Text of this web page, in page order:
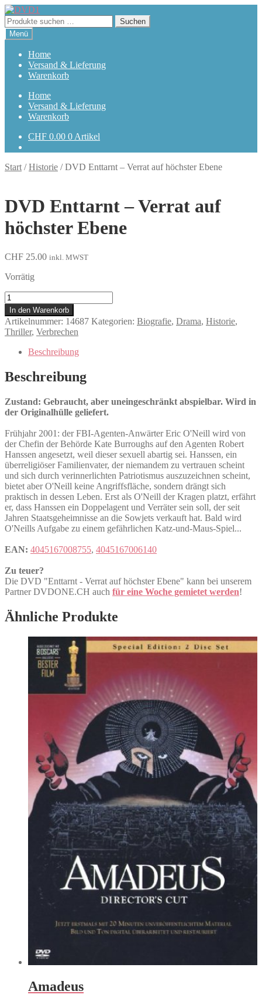
Zur
Navigation
springen
Zum
Inhalt
springen
Suchen
nach:
Suchen
Menü
Home
Versand & Lieferung
Warenkorb
Home
Versand & Lieferung
Warenkorb
CHF 0.00 0 Artikel
Start /Historie /DVD Enttarnt – Verrat auf höchster Ebene
DVD Enttarnt – Verrat auf
höchster Ebene
CHF 25.00 inkl. MWST
Vorrätig
Enttarnt
-
Verrat
auf
höchster
Ebene
Menge
In den Warenkorb
Artikelnummer: 14687 Kategorien: Biografie, Drama, Historie,
Thriller, Verbrechen
Beschreibung
Beschreibung
Zustand: Gebraucht, aber uneingeschränkt abspielbar. Wird in
der Originalhülle geliefert.
Frühjahr 2001: der FBI-Agenten-Anwärter Eric O'Neill wird von
der Chefin der Behörde Kate Burroughs auf den Agenten Robert
Hanssen angesetzt, weil dieser sexuell abartig sei. Hanssen, ein
überreligiöser Familienvater, der niemandem zu vertrauen scheint
und sich durch verinnerlichten Patriotismus auszuzeichnen scheint,
bietet aber O'Neill keine Angriffsfläche, sondern drängt sich
praktisch in dessen Leben. Erst als O'Neill der Kragen platzt, erfährt
er, dass Hanssen ein Doppelagent und Verräter sein soll, der seit
Jahren Staatsgeheimnisse an die Sowjets verkauft hat. Bald wird
O'Neills Aufgabe zu einem gefährlichen Katz-und-Maus-Spiel...
EAN: 4045167008755, 4045167006140
Zu teuer?
Die DVD "Enttarnt - Verrat auf höchster Ebene" kann bei unserem
Partner DVDONE.CH auch für eine Woche gemietet werden!
Ähnliche Produkte
Amadeus